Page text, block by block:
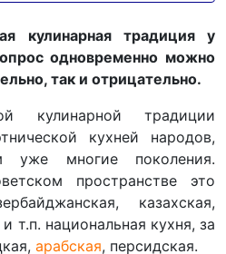
кулинарная традиция у
одновременно можно
так и отрицательно.
кулинарной традиции
кухней народов,
уже многие поколения.
пространстве это
казахская,
т.п. национальная кухня, за
арабская, персидская.